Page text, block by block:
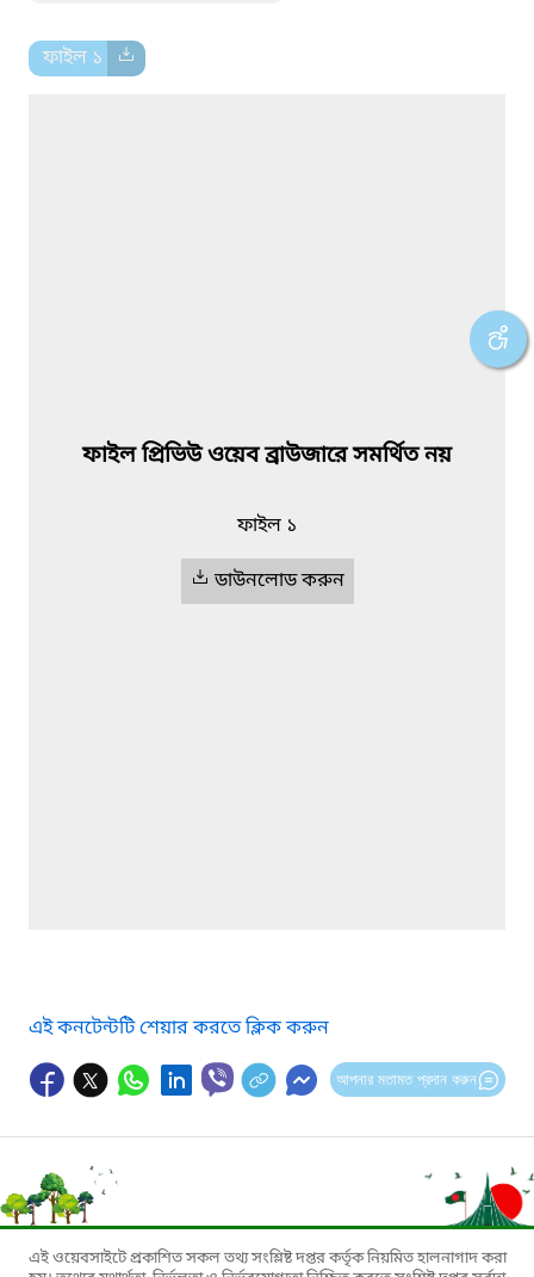
ফাইল ১
ফাইল প্রিভিউ ওয়েব ব্রাউজারে সমর্থিত নয়
ফাইল ১
ডাউনলোড করুন
এই কনটেন্টটি শেয়ার করতে ক্লিক করুন
আপনার মতামত প্রদান করুন
এই ওয়েবসাইটে প্রকাশিত সকল তথ্য সংশ্লিষ্ট দপ্তর কর্তৃক নিয়মিত হালনাগাদ করা